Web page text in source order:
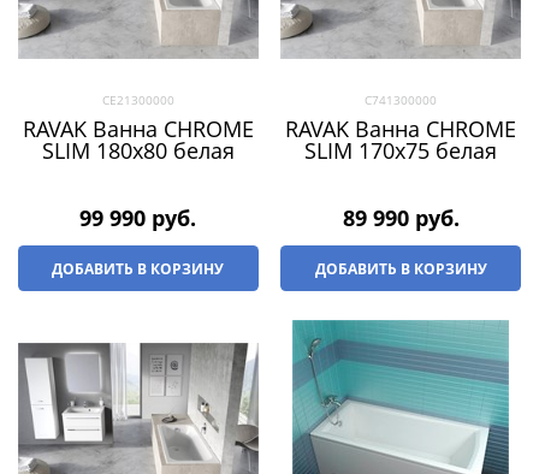
CE21300000
RAVAK Ванна CHROME
SLIM 180х80 белая
99 990 руб.
ДОБАВИТЬ В КОРЗИНУ
C741300000
RAVAK Ванна CHROME
SLIM 170х75 белая
89 990 руб.
ДОБАВИТЬ В КОРЗИНУ